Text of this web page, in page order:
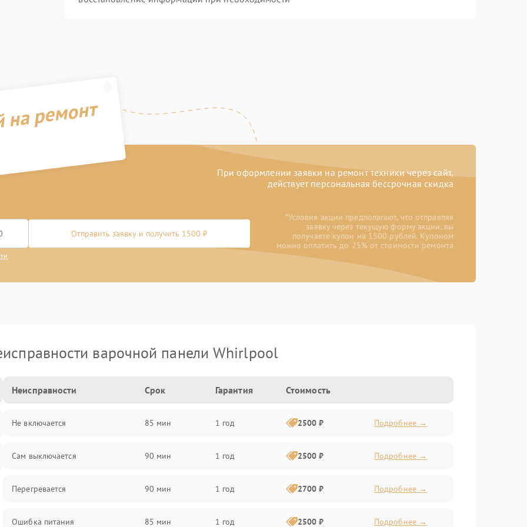
ремонт
При оформлении заявки на ремонт техники через сайт,
действует персональная бессрочная скидка
Отправить заявку и получить 1500 ₽
*Условия акции предполагают, что отправляя
заявку через текущую форму акции, вы
получаете купон на 1500 рублей. Купоном
можно оплатить до 25% от стоимости ремонта
варочной панели Whirlpool
Неисправности Срок Гарантия Стоимость
Не включается 85 мин 1 год 2500 ₽ Подробнее →
Сам выключается 90 мин 1 год 2500 ₽ Подробнее →
Перегревается 90 мин 1 год 2700 ₽ Подробнее →
Ошибка питания 85 мин 1 год 2500 ₽ Подробнее →